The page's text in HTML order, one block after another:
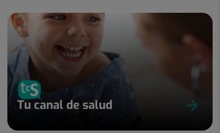
Tu canal de salud